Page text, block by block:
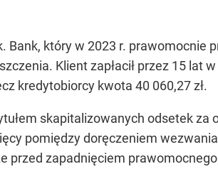
który w 2023 r. prawomocnie
Klient zapłacił przez 15 lat
kredytobiorcy kwota 40 060,27 zł.
skapitalizowanych odsetek za
pomiędzy doręczeniem
przed zapadnięciem